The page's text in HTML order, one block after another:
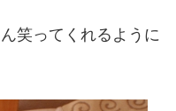
笑ってくれるように